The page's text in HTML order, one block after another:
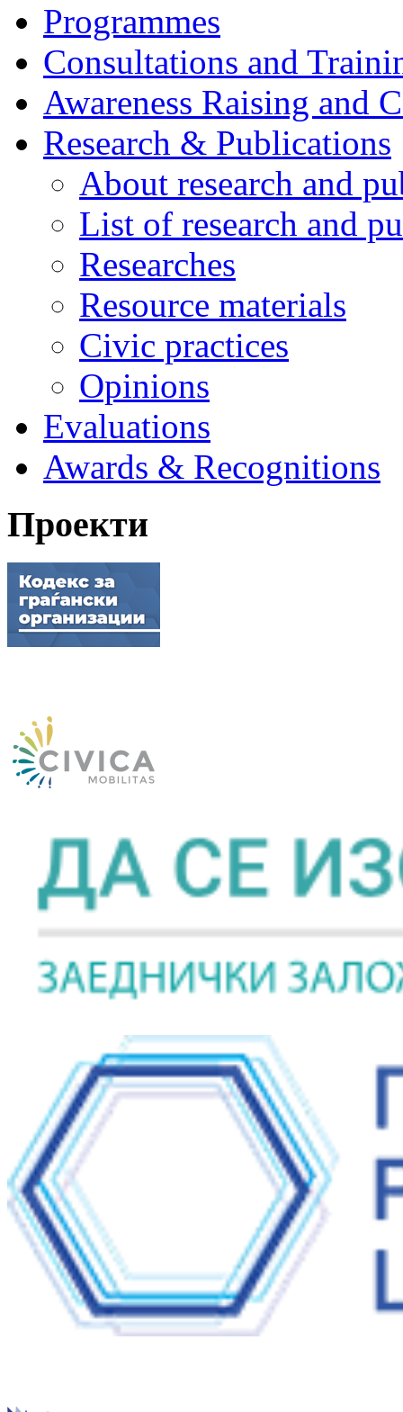
Programmes
Consultations and
Awareness Raising and
Research & Publications
About research and
List of research and
Researches
Resource materials
Civic practices
Opinions
Evaluations
Awards & Recognitions
Проекти